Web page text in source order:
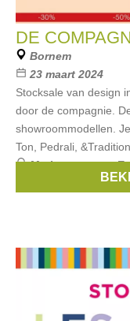
DE
Bornem
23 maart 2024
Stocksale van design
door de compagnie.
showroommodellen.
Ton, Pedrali, &Tradition,
Merken:muuto,